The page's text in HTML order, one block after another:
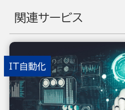
関連サービス
IT自動化